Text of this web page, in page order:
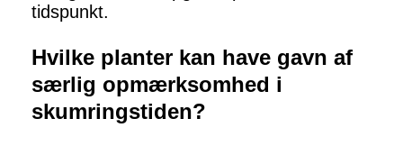
tidspunkt.
Hvilke planter kan have gavn af
særlig opmærksomhed i
skumringstiden?